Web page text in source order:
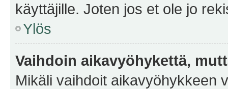
käyttäjille. Joten jos et ole jo
Ylös
Vaihdoin aikavyöhykettä,
Mikäli vaihdoit aikavyöhykkeen